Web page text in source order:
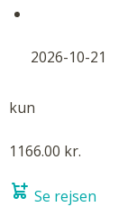
2026-10-21
kun
1166.00 kr.
Se rejsen